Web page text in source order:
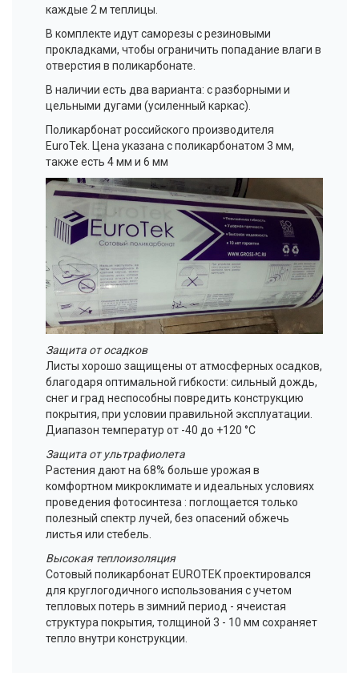
каждые 2 м теплицы.
В комплекте идут саморезы с резиновыми
прокладками, чтобы ограничить попадание влаги в
отверстия в поликарбонате.
В наличии есть два варианта: с разборными и
цельными дугами (усиленный каркас).
Поликарбонат российского производителя
EuroTek. Цена указана с поликарбонатом 3 мм,
также есть 4 мм и 6 мм
Защита от осадков
Листы хорошо защищены от атмосферных осадков,
благодаря оптимальной гибкости: сильный дождь,
снег и град неспособны повредить конструкцию
покрытия, при условии правильной эксплуатации.
Диапазон температур от -40 до +120 °C
Защита от ультрафиолета
Растения дают на 68% больше урожая в
комфортном микроклимате и идеальных условиях
проведения фотосинтеза : поглощается только
полезный спектр лучей, без опасений обжечь
листья или стебель.
Высокая теплоизоляция
Сотовый поликарбонат EUROTEK проектировался
для круглогодичного использования с учетом
тепловых потерь в зимний период - ячеистая
структура покрытия, толщиной 3 - 10 мм сохраняет
тепло внутри конструкции.